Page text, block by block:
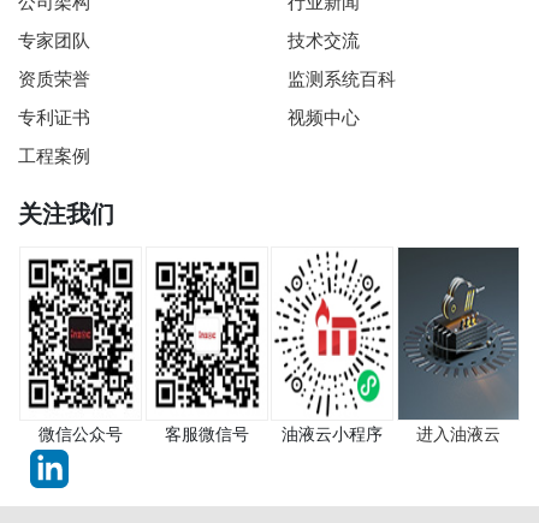
专家团队
资质荣誉
专利证书
工程案例
技术交流
监测系统百科
视频中心
关注我们
微信公众号 客服微信号 油液云小程序 进入油液云